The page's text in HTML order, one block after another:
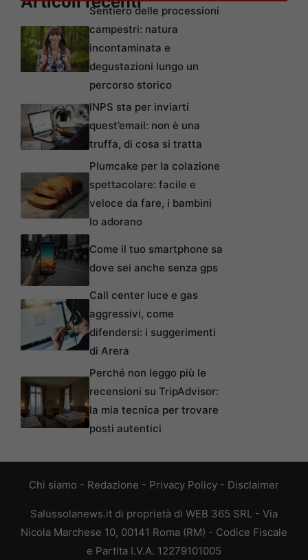
Sentiero delle processioni
campestri: natura
incontaminata e
degustazioni lungo un
percorso storico
INPS sta per inviarti
quest’email: non è una
truffa, di cosa si tratta
Plumcake per la colazione
spettacolare: facile e
veloce da fare, i bambini
lo adorano
Come il tuo smartphone sa
dove sei anche senza gps
Call center luce e gas
aggressivi, come
difendersi: i suggerimenti
di Arera
Perché non leggo più le
recensioni su TripAdvisor:
la mia tecnica per trovare
posti autentici
Chi siamo - Redazione - Privacy Policy - Disclaimer
Salussolanews.it di proprietà di WEB 365 SRL - Via
Nicola Marchese 10, 00141 Roma (RM) - Codice Fiscale
e Partita I.V.A. 12279101005